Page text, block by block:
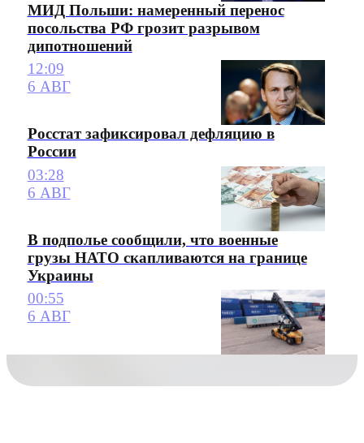
МИД Польши: намеренный перенос
посольства РФ грозит разрывом
дипотношений
12:09
6 АВГ
Росстат зафиксировал дефляцию в
России
03:28
6 АВГ
В подполье сообщили, что военные
грузы НАТО скапливаются на границе
Украины
00:55
6 АВГ